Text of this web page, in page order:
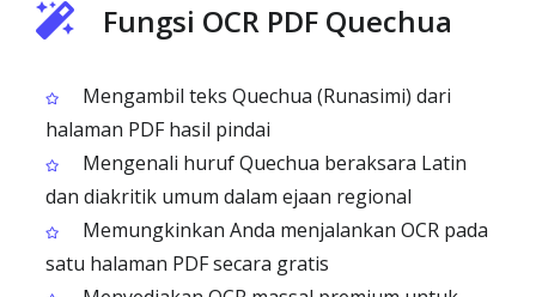
Fungsi OCR PDF Quechua
Mengambil teks Quechua (Runasimi) dari
halaman PDF hasil pindai
Mengenali huruf Quechua beraksara Latin
dan diakritik umum dalam ejaan regional
Memungkinkan Anda menjalankan OCR pada
satu halaman PDF secara gratis